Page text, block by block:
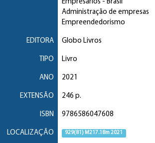
Empresários - Brasil
Administração de empresas
Empreendedorismo
EDITORA Globo Livros
TIPO Livro
ANO 2021
EXTENSÃO 246 p.
ISBN 9786586047608
LOCALIZAÇÃO 929(81) M217.18m 2021